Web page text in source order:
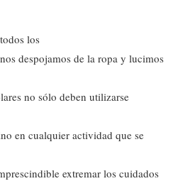
los
despojamos de la ropa y lucimos
no sólo deben utilizarse
en cualquier actividad que se
extremar los cuidados